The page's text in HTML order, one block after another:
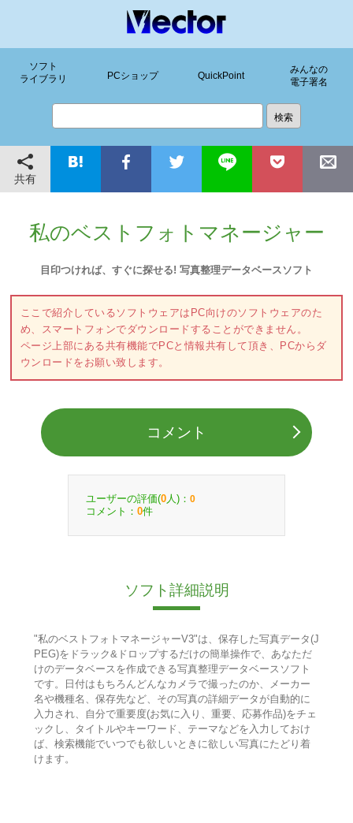
ソフト
ライブラリ
PCショップ QuickPoint
みんなの
電子署名
共有
私のベストフォトマネージャー
目印つければ、すぐに探せる! 写真整理データベースソフト
ここで紹介しているソフトウェアはPC向けのソフトウェアのた
め、スマートフォンでダウンロードすることができません。
ページ上部にある共有機能でPCと情報共有して頂き、PCからダ
ウンロードをお願い致します。
コメント
ユーザーの評価(0 人)： 0
コメント： 0件
ソフト詳細説明
"私のベストフォトマネージャーV3"は、保存した写真データ(J
PEG)をドラック&ドロップするだけの簡単操作で、あなただ
けのデータベースを作成できる写真整理データベースソフト
です。日付はもちろんどんなカメラで撮ったのか、メーカー
名や機種名、保存先など、その写真の詳細データが自動的に
入力され、自分で重要度(お気に入り、重要、応募作品)をチェ
ックし、タイトルやキーワード、テーマなどを入力しておけ
ば、検索機能でいつでも欲しいときに欲しい写真にたどり着
けます。